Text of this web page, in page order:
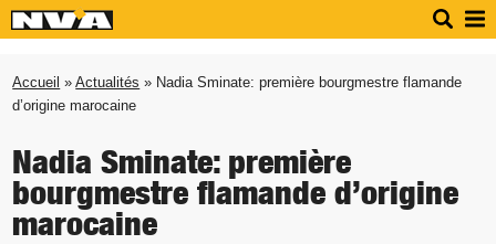
Accueil »Actualités » Nadia Sminate: première bourgmestre flamande
d’origine marocaine
Nadia Sminate: première
bourgmestre flamande d’origine
marocaine